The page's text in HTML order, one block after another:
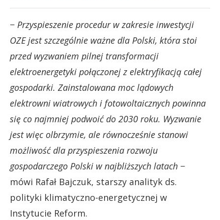
− Przyspieszenie procedur w zakresie inwestycji
OZE jest szczególnie ważne dla Polski, która stoi
przed wyzwaniem pilnej transformacji
elektroenergetyki połączonej z elektryfikacją całej
gospodarki. Zainstalowana moc lądowych
elektrowni wiatrowych i fotowoltaicznych powinna
się co najmniej podwoić do 2030 roku. Wyzwanie
jest więc olbrzymie, ale równocześnie stanowi
możliwość dla przyspieszenia rozwoju
gospodarczego Polski w najbliższych latach −
mówi Rafał Bajczuk, starszy analityk ds.
polityki klimatyczno-energetycznej w
Instytucie Reform.